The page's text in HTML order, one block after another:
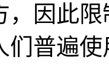
，因此
们普遍